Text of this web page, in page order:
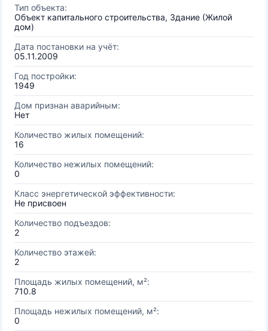
Тип объекта:
Объект капитального строительства, Здание (Жилой
дом)
Дата постановки на учёт:
05.11.2009
Год постройки:
1949
Дом признан аварийным:
Нет
Количество жилых помещений:
16
Количество нежилых помещений:
0
Класс энергетической эффективности:
Не присвоен
Количество подъездов:
2
Количество этажей:
2
Площадь жилых помещений, м²:
710.8
Площадь нежилых помещений, м²:
0